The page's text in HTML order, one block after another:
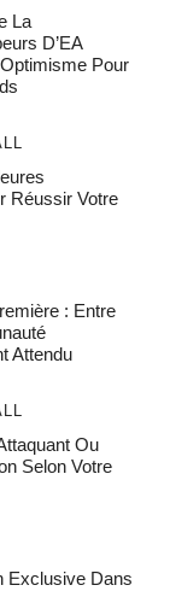
La
D’EA
Pour
Réussir Votre
: Entre
Attendu
Ou
Selon Votre
Exclusive Dans